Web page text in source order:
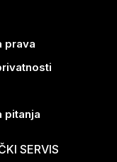
prava
pitanja
SERVIS